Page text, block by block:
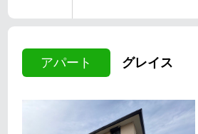
アパート グレイス